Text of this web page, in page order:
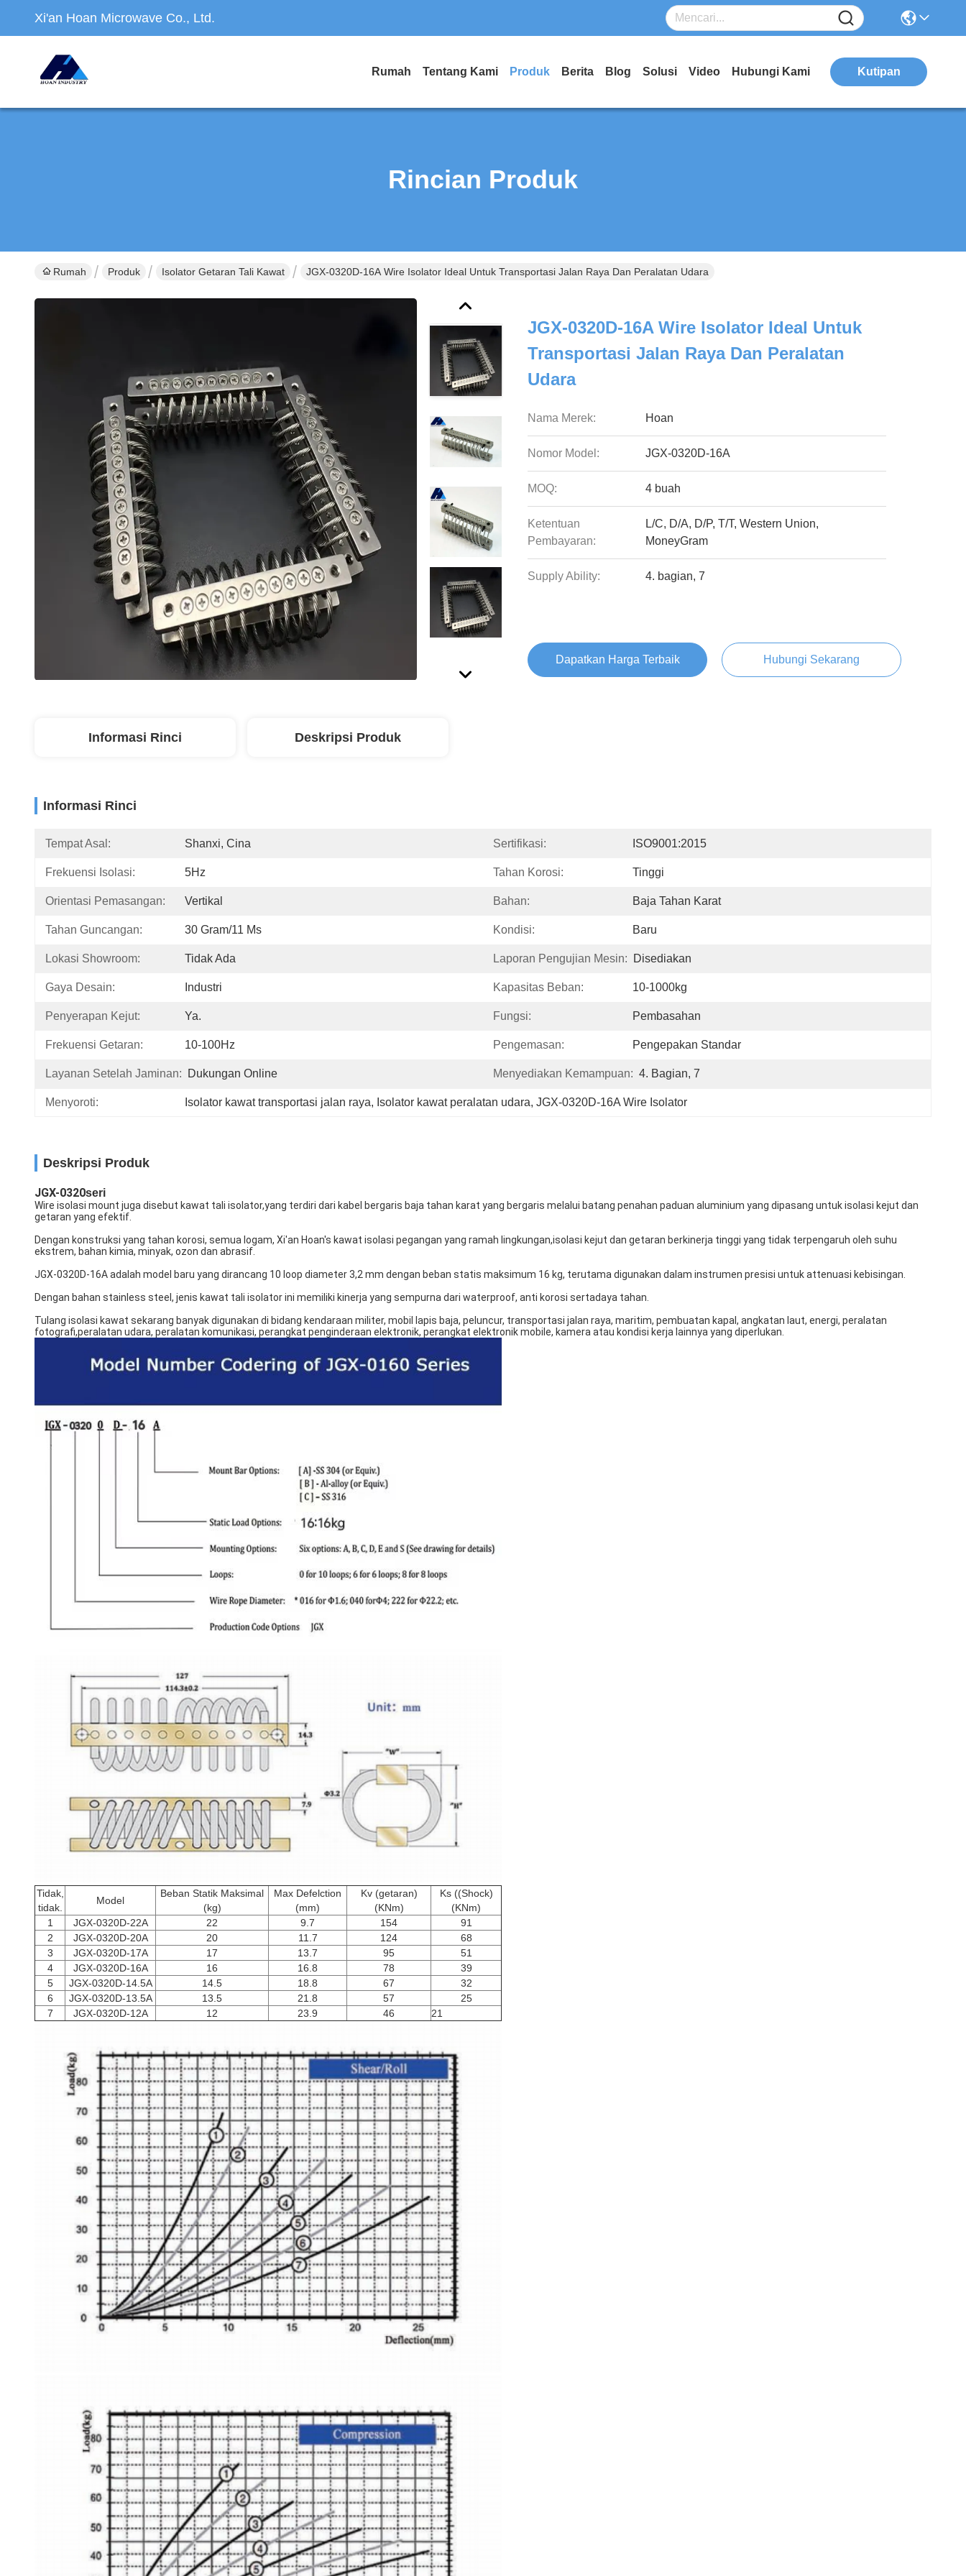
Xi'an Hoan Microwave Co., Ltd.
Rumah Tentang Kami Produk Berita Blog Solusi Video Hubungi Kami Kutipan
Rincian Produk
Rumah Produk Isolator Getaran Tali Kawat JGX-0320D-16A Wire Isolator Ideal Untuk Transportasi Jalan Raya Dan Peralatan Udara
JGX-0320D-16A Wire Isolator Ideal Untuk
Transportasi Jalan Raya Dan Peralatan
Udara
Nama Merek: Hoan
Nomor Model: JGX-0320D-16A
MOQ: 4 buah
Ketentuan
Pembayaran:
L/C, D/A, D/P, T/T, Western Union,
MoneyGram
Supply Ability: 4. bagian, 7
Dapatkan Harga Terbaik Hubungi Sekarang
Informasi Rinci Deskripsi Produk
Informasi Rinci
Tempat Asal: Shanxi, Cina Sertifikasi: ISO9001:2015
Frekuensi Isolasi: 5Hz Tahan Korosi: Tinggi
Orientasi Pemasangan: Vertikal Bahan: Baja Tahan Karat
Tahan Guncangan: 30 Gram/11 Ms Kondisi: Baru
Lokasi Showroom: Tidak Ada Laporan Pengujian Mesin: Disediakan
Gaya Desain: Industri Kapasitas Beban: 10-1000kg
Penyerapan Kejut: Ya. Fungsi: Pembasahan
Frekuensi Getaran: 10-100Hz Pengemasan: Pengepakan Standar
Layanan Setelah Jaminan: Dukungan Online Menyediakan Kemampuan: 4. Bagian, 7
Menyoroti: Isolator kawat transportasi jalan raya, Isolator kawat peralatan udara, JGX-0320D-16A Wire Isolator
Deskripsi Produk
JGX-0320seri
Wire isolasi mount juga disebut kawat tali isolator,yang terdiri dari kabel bergaris baja tahan karat yang bergaris melalui batang penahan paduan aluminium yang dipasang untuk isolasi kejut dan
getaran yang efektif.
Dengan konstruksi yang tahan korosi, semua logam, Xi'an Hoan's kawat isolasi pegangan yang ramah lingkungan,isolasi kejut dan getaran berkinerja tinggi yang tidak terpengaruh oleh suhu
ekstrem, bahan kimia, minyak, ozon dan abrasif.
JGX-0320D-16A adalah model baru yang dirancang 10 loop diameter 3,2 mm dengan beban statis maksimum 16 kg, terutama digunakan dalam instrumen presisi untuk attenuasi kebisingan.
Dengan bahan stainless steel, jenis kawat tali isolator ini memiliki kinerja yang sempurna dari waterproof, anti korosi sertadaya tahan.
Tulang isolasi kawat sekarang banyak digunakan di bidang kendaraan militer, mobil lapis baja, peluncur, transportasi jalan raya, maritim, pembuatan kapal, angkatan laut, energi, peralatan
fotografi,peralatan udara, peralatan komunikasi, perangkat penginderaan elektronik, perangkat elektronik mobile, kamera atau kondisi kerja lainnya yang diperlukan.
Tidak,
tidak.
Model
Beban Statik Maksimal
(kg)
Max Defelction
(mm)
Kv (getaran)
(KNm)
Ks ((Shock)
(KNm)
1
JGX-0320D-22A 22 9.7 154
91
2
JGX-0320D-20A 20 11.7 124
68
3
JGX-0320D-17A 17 13.7 95
51
4
JGX-0320D-16A 16 16.8 78
39
5
JGX-0320D-14.5A 14.5 18.8 67
32
6
JGX-0320D-13.5A 13.5 21.8 57
25
7
JGX-0320D-12A 12 23.9 46 21